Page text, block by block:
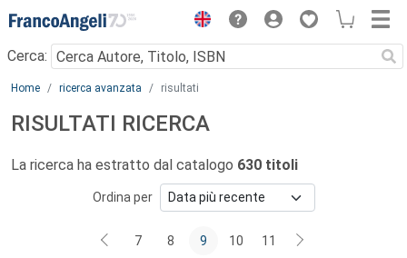
Menu
Cerca:
Main content
Home ricerca avanzata risultati
RISULTATI RICERCA
La ricerca ha estratto dal catalogo 630 titoli
Ordina per
7 8 9 10 11